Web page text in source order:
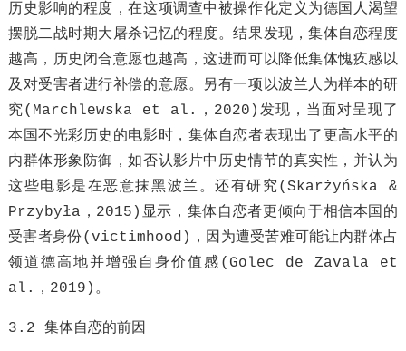
历史影响的程度，在这项调查中被操作化定义为德国人渴望
摆脱二战时期大屠杀记忆的程度。结果发现，集体自恋程度
越高，历史闭合意愿也越高，这进而可以降低集体愧疚感以
及对受害者进行补偿的意愿。另有一项以波兰人为样本的研
究(Marchlewska et al.，2020)发现，当面对呈现了
本国不光彩历史的电影时，集体自恋者表现出了更高水平的
内群体形象防御，如否认影片中历史情节的真实性，并认为
这些电影是在恶意抹黑波兰。还有研究(Skarżyńska &
Przybyła，2015)显示，集体自恋者更倾向于相信本国的
受害者身份(victimhood)，因为遭受苦难可能让内群体占
领道德高地并增强自身价值感(Golec de Zavala et
al.，2019)。
3.2 集体自恋的前因